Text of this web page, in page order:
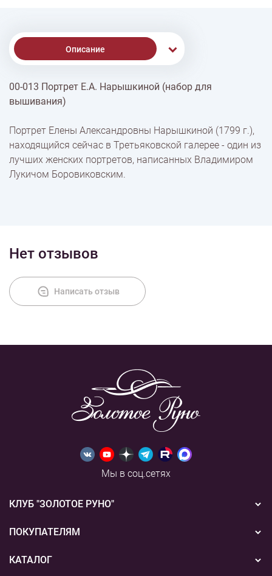
Описание
Доставка
Оплата
00-013 Портрет Е.А. Нарышкиной (набор для
вышивания)
Портрет Елены Александровны Нарышкиной (1799 г.),
находящийся сейчас в Третьяковской галерее - один из
лучших женских портретов, написанных Владимиром
Лукичом Боровиковским.
Нет отзывов
Написать отзыв
Мы в соц.сетях
КЛУБ "ЗОЛОТОЕ РУНО"
Новости
Акции
ПОКУПАТЕЛЯМ
Бонусная система
КАТАЛОГ